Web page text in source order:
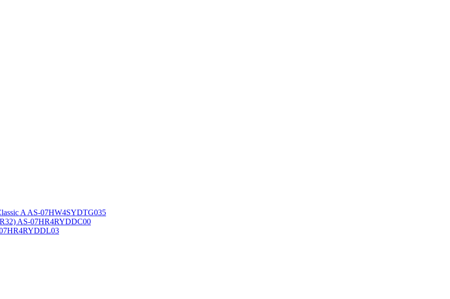
A AS-07HW4SYDTG035
AS-07HR4RYDDC00